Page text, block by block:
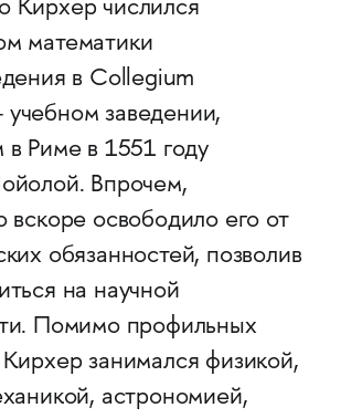
Кирхер числился
математики
в Collegium
заведении,
в Риме в 1551 году
Впрочем,
вскоре освободило его от
обязанностей, позволив
на научной
Помимо профильных
занимался физикой,
астрономией,